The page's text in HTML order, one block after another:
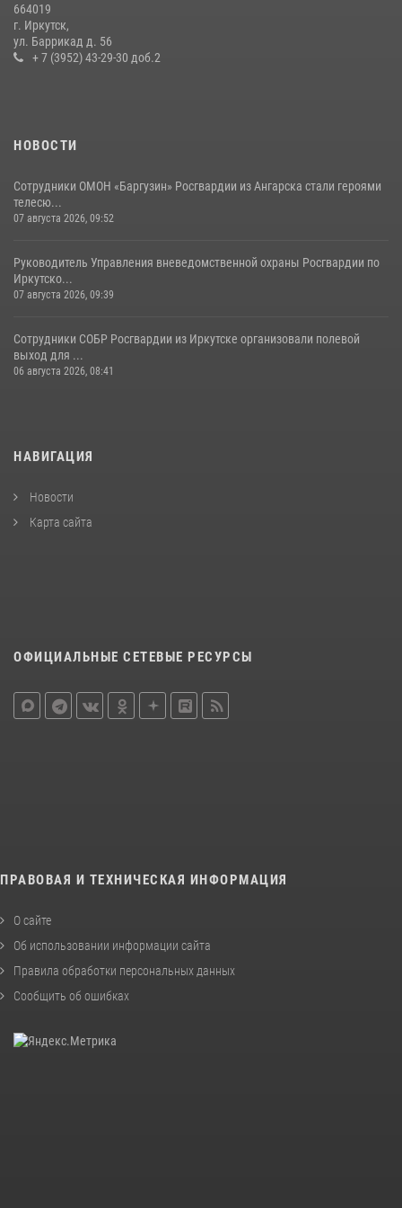
Сотрудники СОБР «Байкал» Росгвардии отработали ликвидацию
условных диверсионных групп в различных условиях местности
664019
г. Иркутск,
ул. Баррикад д. 56
+ 7 (3952) 43-29-30 доб.2
НОВОСТИ
Сотрудники ОМОН «Баргузин» Росгвардии из Ангарска стали героями
телесю...
07 августа 2026, 09:52
Руководитель Управления вневедомственной охраны Росгвардии по
Иркутско...
07 августа 2026, 09:39
Сотрудники СОБР Росгвардии из Иркутске организовали полевой
выход для ...
06 августа 2026, 08:41
НАВИГАЦИЯ
Новости
Карта сайта
ОФИЦИАЛЬНЫЕ СЕТЕВЫЕ РЕСУРСЫ
ПРАВОВАЯ И ТЕХНИЧЕСКАЯ ИНФОРМАЦИЯ
О сайте
Об использовании информации сайта
Правила обработки персональных данных
Сообщить об ошибках